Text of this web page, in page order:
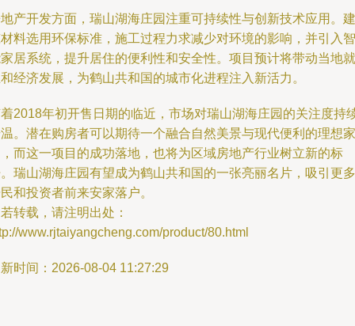
产开发方面，瑞山湖海庄园注重可持续性与创新技术应用。建
料选用环保标准，施工过程力求减少对环境的影响，并引入智
居系统，提升居住的便利性和安全性。项目预计将带动当地就
经济发展，为鹤山共和国的城市化进程注入新活力。
2018年初开售日期的临近，市场对瑞山湖海庄园的关注度持
。潜在购房者可以期待一个融合自然美景与现代便利的理想家
而这一项目的成功落地，也将为区域房地产行业树立新的标
瑞山湖海庄园有望成为鹤山共和国的一张亮丽名片，吸引更多
和投资者前来安家落户。
转载，请注明出处：
www.rjtaiyangcheng.com/product/80.html
时间：2026-08-04 11:27:29